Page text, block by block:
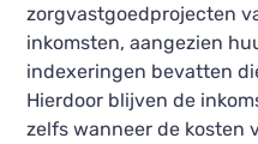
zorgvastgoedprojecten
inkomsten, aangezien
indexeringen bevatten
Hierdoor blijven de
zelfs wanneer de kosten